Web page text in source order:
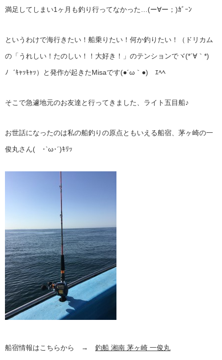
満足してしまい1ヶ月も釣り行ってなかった…(ー∀ー；)ｶﾞｰﾝ
というわけで海行きたい！船乗りたい！何か釣りたい！（ドリカム
の「うれしい！たのしい！！大好き！」のテンションでヾ(*´∀｀*)
ﾉ゛ｷｬｯｷｬｯ）と発作が起きたMisaです(●´ω｀●)ゞｴﾍﾍ
そこで急遽地元のお友達と行ってきました、ライト五目船♪
お世話になったのは私の船釣りの原点ともいえる船宿、茅ヶ崎の一
俊丸さん( ･`ω･´)ｷﾘｯ
船宿情報はこちらから → 釣船 湘南 茅ヶ崎 一俊丸